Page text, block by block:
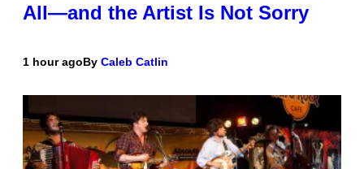
All—and the Artist Is Not Sorry
1 hour agoBy Caleb Catlin